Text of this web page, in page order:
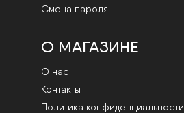
Смена пароля
О МАГАЗИНЕ
О нас
Контакты
Политика конфиденциальности